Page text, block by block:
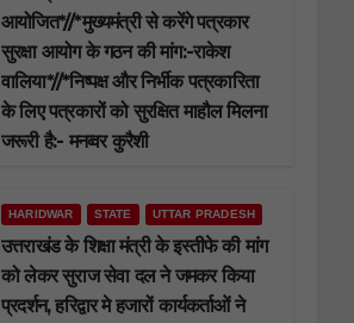
आयोजित*//*मुख्यमंत्री से करेंगे पत्रकार
सुरक्षा आयोग के गठन की मांग:-राकेश
वालिया*//*निष्पक्ष और निर्भीक पत्रकारिता
के लिए पत्रकारों को सुरक्षित माहौल मिलना
जरूरी है:- मनव्वर कुरैशी
HARIDWAR STATE UTTAR PRADESH
उत्तराखंड के शिक्षा मंत्री के इस्तीफे की मांग
को लेकर सुराज सेवा दल ने जमकर किया
प्रदर्शन, हरिद्वार मे हजारों कार्यकर्ताओं ने